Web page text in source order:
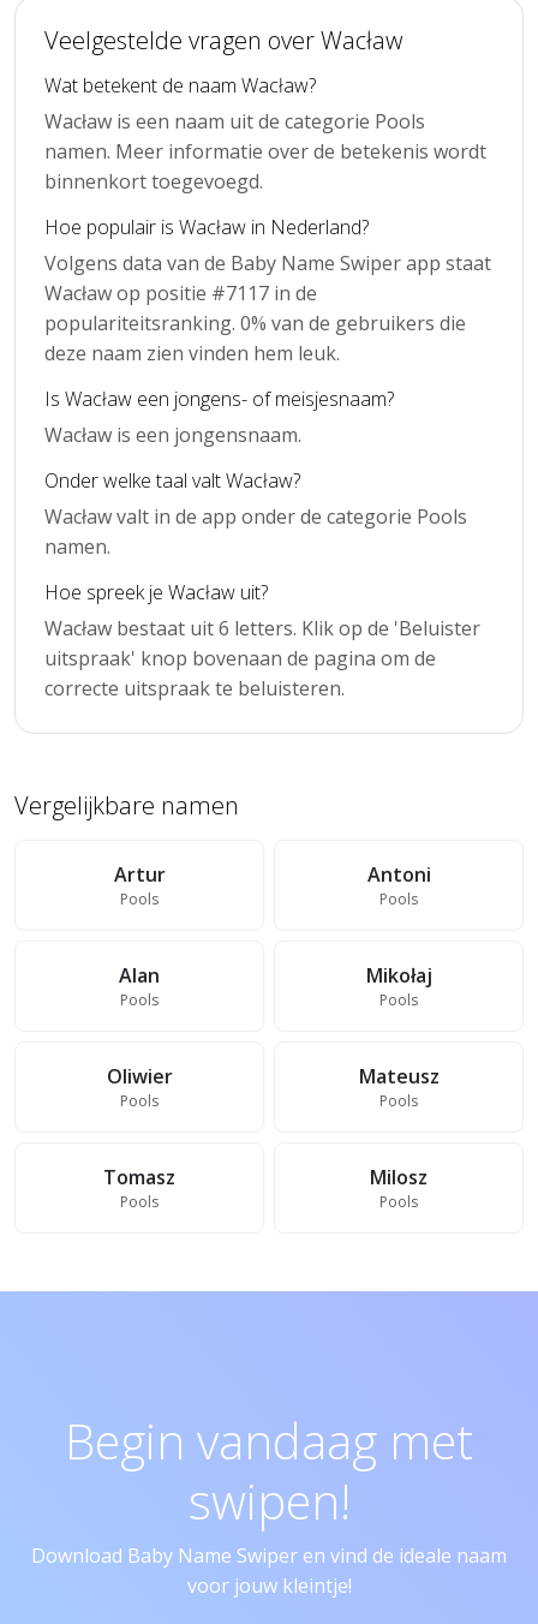
Veelgestelde vragen over Wacław
Wat betekent de naam Wacław?
Wacław is een naam uit de categorie Pools
namen. Meer informatie over de betekenis wordt
binnenkort toegevoegd.
Hoe populair is Wacław in Nederland?
Volgens data van de Baby Name Swiper app staat
Wacław op positie #7117 in de
populariteitsranking. 0% van de gebruikers die
deze naam zien vinden hem leuk.
Is Wacław een jongens- of meisjesnaam?
Wacław is een jongensnaam.
Onder welke taal valt Wacław?
Wacław valt in de app onder de categorie Pools
namen.
Hoe spreek je Wacław uit?
Wacław bestaat uit 6 letters. Klik op de 'Beluister
uitspraak' knop bovenaan de pagina om de
correcte uitspraak te beluisteren.
Vergelijkbare namen
Artur
Pools
Antoni
Pools
Alan
Pools
Mikołaj
Pools
Oliwier
Pools
Mateusz
Pools
Tomasz
Pools
Milosz
Pools
Begin vandaag met
swipen!
Download Baby Name Swiper en vind de ideale naam
voor jouw kleintje!